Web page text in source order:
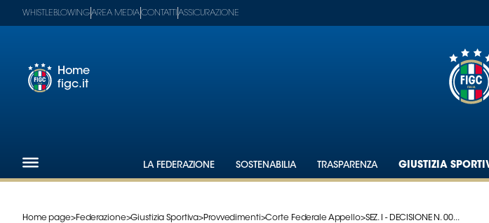
Nazionali
WHISTLEBLOWINGAREA MEDIACONTATTI ASSICURAZIONE
Home
figc.it
LA FEDERAZIONE SOSTENABILIA TRASPARENZA GIUSTIZIA
Home page>Federazione>Giustizia Sportiva>Provvedimenti>Corte Federale Appello>SEZ. I - DECISIONE N. 00...